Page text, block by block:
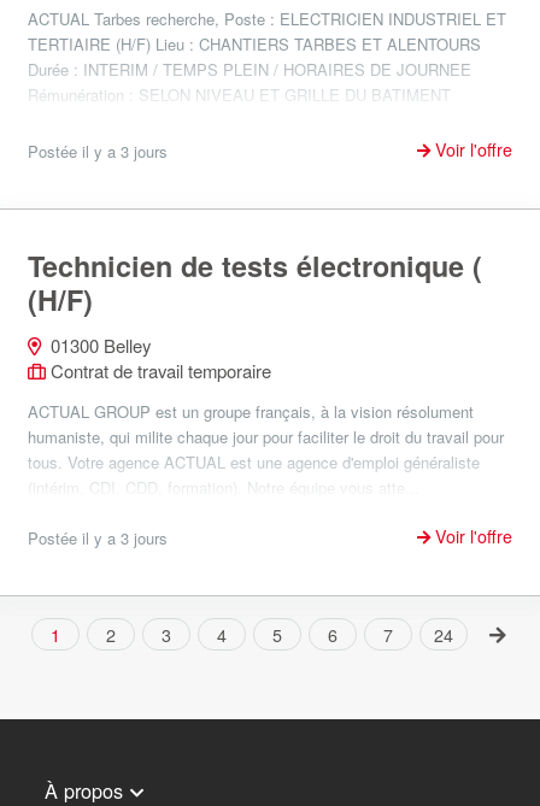
ACTUAL Tarbes recherche, Poste : ELECTRICIEN INDUSTRIEL ET
TERTIAIRE (H/F) Lieu : CHANTIERS TARBES ET ALENTOURS
Durée : INTERIM / TEMPS PLEIN / HORAIRES DE JOURNEE
Rémunération : SELON NIVEAU ET GRILLE DU BATIMENT
Postée il y a 3 jours
Voir l'offre
Technicien de tests électronique (
(H/F)
01300 Belley
Contrat de travail temporaire
ACTUAL GROUP est un groupe français, à la vision résolument
humaniste, qui milite chaque jour pour faciliter le droit du travail pour
tous. Votre agence ACTUAL est une agence d'emploi généraliste
(intérim, CDI, CDD, formation). Notre équipe vous atte...
Postée il y a 3 jours Voir l'offre
1 2 3 4 5 6 7 24
À propos